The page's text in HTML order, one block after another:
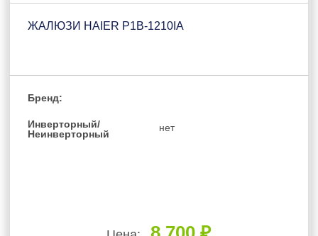
ЖАЛЮЗИ HAIER P1B-1210IA
Бренд:
Инверторный/
Неинверторный
нет